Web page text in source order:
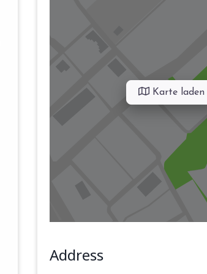
Karte laden
Address